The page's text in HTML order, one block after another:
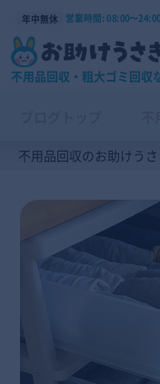
年中無休 営業時間: 08:00〜24:00
不用品回収・粗大ゴミ回収
不用品回収のお助けう